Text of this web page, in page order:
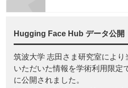
Hugging Face Hub データ公開
筑波大学 志田さま研究室により
いただいた情報を学術利用限定
に公開されました。